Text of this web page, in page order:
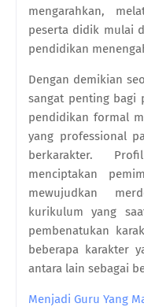
mengarahkan,
peserta didik mulai
pendidikan
Dengan demikian
sangat penting bagi
pendidikan formal
yang professional
berkarakter.
menciptakan
mewujudkan
kurikulum yang
pembenatukan
beberapa karakter
antara lain sebagai
Menjadi Guru Yang